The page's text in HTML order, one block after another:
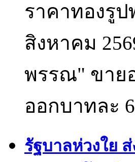
ราคาทองรู
สิงหาคม
พรรณ" ขาย
ออกบาทละ
รัฐบาลห่วงใย